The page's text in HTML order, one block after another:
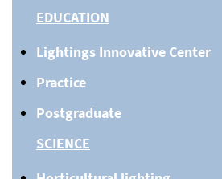
EDUCATION
Lightings Innovative Center
Practice
Postgraduate
SCIENCE